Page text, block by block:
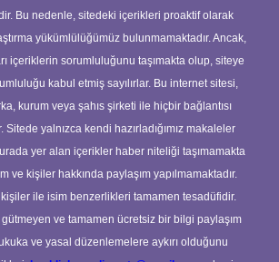
Bu nedenle, sitedeki içerikleri proaktif olarak
yükümlülüğümüz bulunmamaktadır. Ancak,
içeriklerin sorumluluğunu taşımakta olup, siteye
kabul etmiş sayılırlar. Bu internet sitesi,
kurum veya şahıs şirketi ile hiçbir bağlantısı
Sitede yalnızca kendi hazırladığımız makaleler
yer alan içerikler haber niteliği taşımamakta
ve kişiler hakkında paylaşım yapılmamaktadır.
ile isim benzerlikleri tamamen tesadüfidir.
gütmeyen ve tamamen ücretsiz bir bilgi paylaşım
ve yasal düzenlemelere aykırı olduğunu